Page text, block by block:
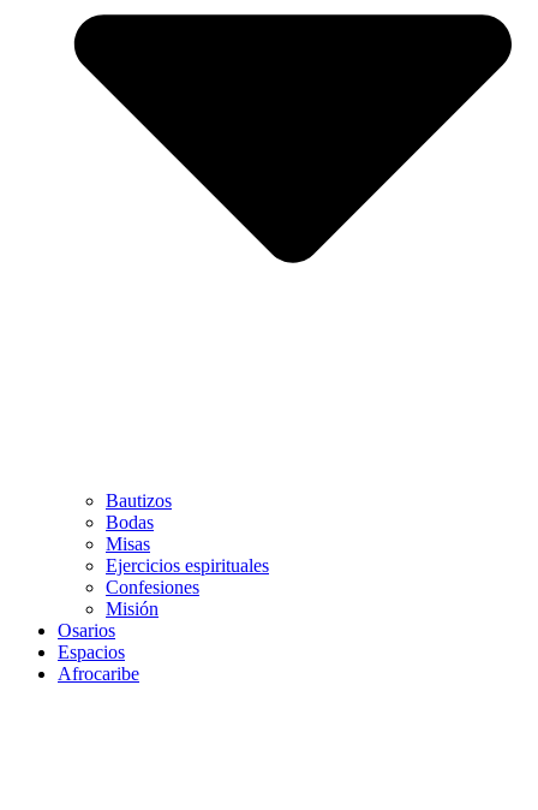
Bautizos
Bodas
Misas
Ejercicios espirituales
Confesiones
Misión
Osarios
Espacios
Afrocaribe